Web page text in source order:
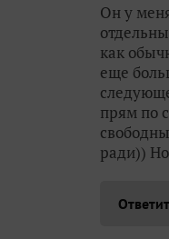
Он у
как
еще
прям по
ради))